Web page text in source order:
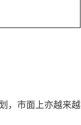
，市面上亦越来越